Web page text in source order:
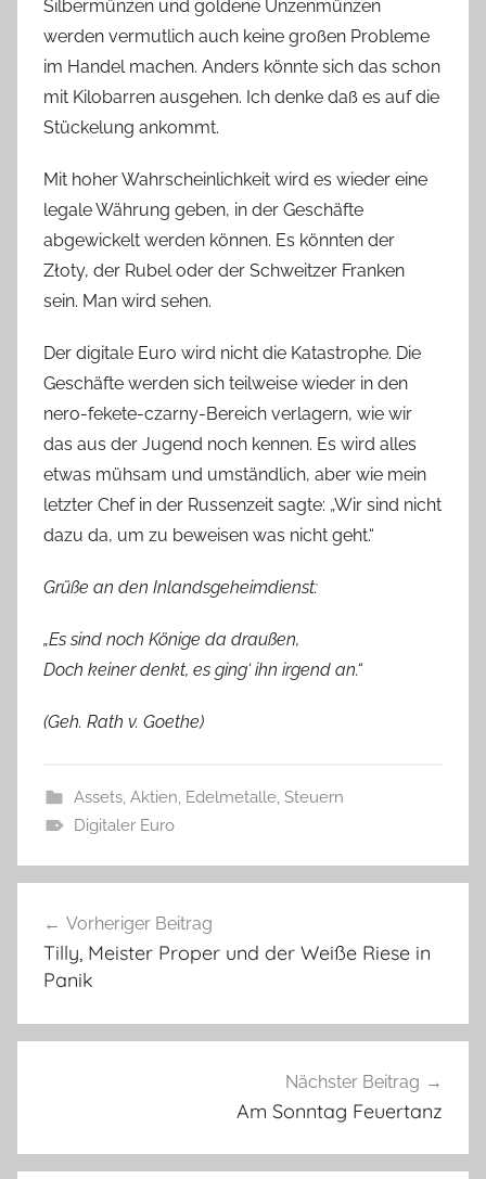
Silbermünzen und goldene Unzenmünzen
werden vermutlich auch keine großen Probleme
im Handel machen. Anders könnte sich das schon
mit Kilobarren ausgehen. Ich denke daß es auf die
Stückelung ankommt.
Mit hoher Wahrscheinlichkeit wird es wieder eine
legale Währung geben, in der Geschäfte
abgewickelt werden können. Es könnten der
Złoty, der Rubel oder der Schweitzer Franken
sein. Man wird sehen.
Der digitale Euro wird nicht die Katastrophe. Die
Geschäfte werden sich teilweise wieder in den
nero-fekete-czarny-Bereich verlagern, wie wir
das aus der Jugend noch kennen. Es wird alles
etwas mühsam und umständlich, aber wie mein
letzter Chef in der Russenzeit sagte: „Wir sind nicht
dazu da, um zu beweisen was nicht geht.“
Grüße an den Inlandsgeheimdienst:
„Es sind noch Könige da draußen,
Doch keiner denkt, es ging‘ ihn irgend an.“
(Geh. Rath v. Goethe)
Assets, Aktien, Edelmetalle, Steuern
Digitaler Euro
Vorheriger Beitrag
Tilly, Meister Proper und der Weiße Riese in
Panik
Nächster Beitrag
Am Sonntag Feuertanz